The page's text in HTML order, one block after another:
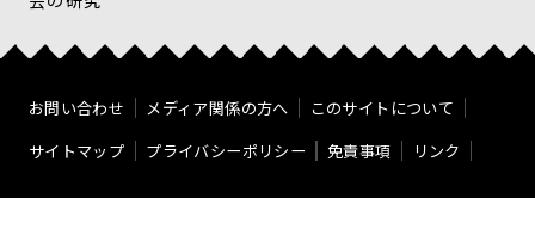
お問い合わせ メディア関係の方へ
このサイトについて
サイトマップ
プライバシーポリシー 免責事項 リンク